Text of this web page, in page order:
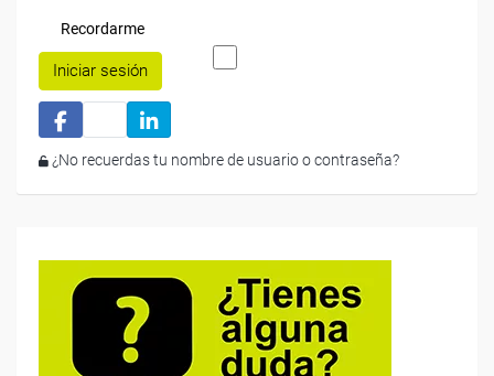
Recordarme
Iniciar sesión
¿No recuerdas tu nombre de usuario o contraseña?